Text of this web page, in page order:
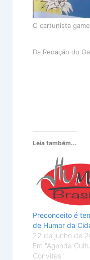
O cartunista
Da Redação do
Leia também...
Preconceito é
de Humor da
22 de junho de
Em "Agenda
Convites"